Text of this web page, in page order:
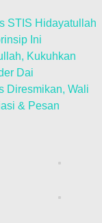
STIS Hidayatullah
Ini
Kukuhkan
Dai
Diresmikan, Wali
& Pesan